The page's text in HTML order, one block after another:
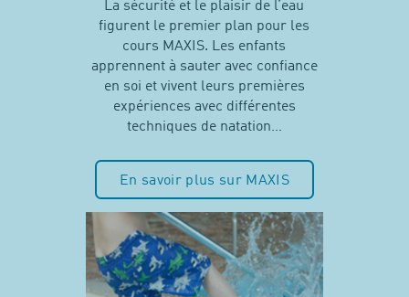
La sécurité et le plaisir de l’eau
figurent le premier plan pour les
cours MAXIS. Les enfants
apprennent à sauter avec confiance
en soi et vivent leurs premières
expériences avec différentes
techniques de natation…
En savoir plus sur MAXIS